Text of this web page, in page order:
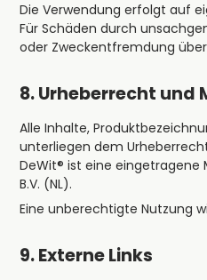
Die Verwendung erfolgt auf
Für Schäden durch
oder Zweckentfremdung
8. Urheberrecht und
Alle Inhalte,
unterliegen dem
DeWit® ist eine eingetragene
B.V. (NL).
Eine unberechtigte Nutzung
9. Externe Links